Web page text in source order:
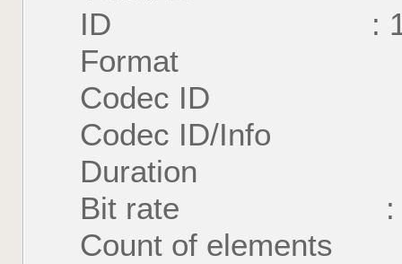
ID :
Format :
Codec ID :
Codec ID/Info :
Duration : 54
Bit rate : 39
Count of